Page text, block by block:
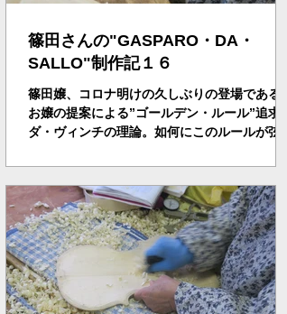
篠田さんの"GASPARO・DA・
SALLO"制作記１６
篠田嬢、コロナ明けの久しぶりの登場である。
お嬢の提案による”ゴールデン・ルール”追求、
ダ・ヴィンチの理論。如何にこのルールが弦楽
ーチ、および、ネックの形態に影響しているゴ
ールデン・ルール？篠田嬢はあらゆる芸術の根
幹を、そこまで追求し...